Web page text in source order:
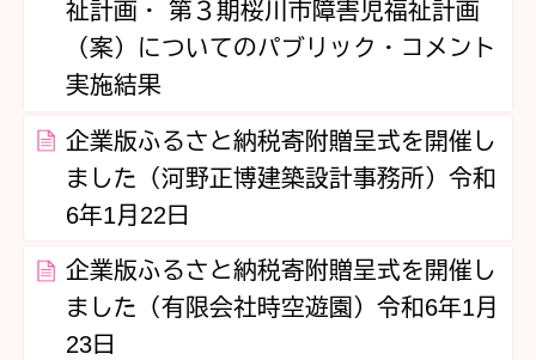
祉計画・ 第３期桜川市障害児福祉計画
（案）についてのパブリック・コメント
実施結果
企業版ふるさと納税寄附贈呈式を開催し
ました（河野正博建築設計事務所）令和
6年1月22日
企業版ふるさと納税寄附贈呈式を開催し
ました（有限会社時空遊園）令和6年1月
23日